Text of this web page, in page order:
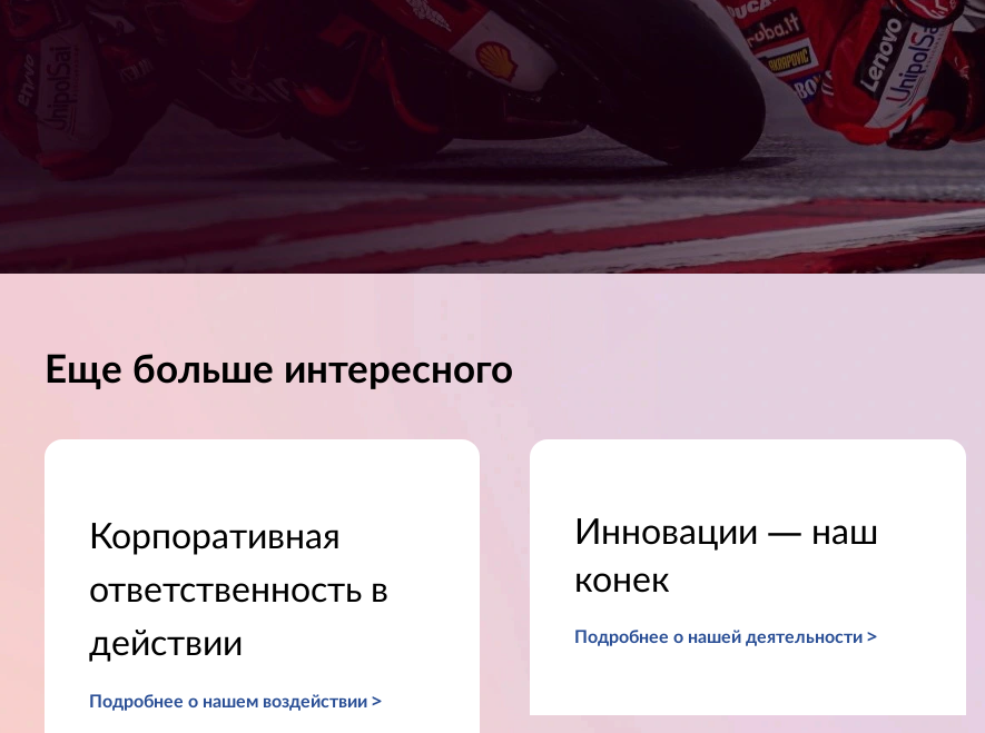
Еще больше интересного
Корпоративная
ответственность в
действии
Подробнее о нашем воздействии >
Инновации — наш
конек
Подробнее о нашей деятельности >